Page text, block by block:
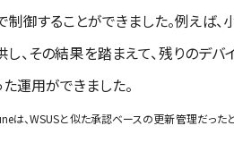
御することができました。例えば
、その結果を踏まえて、残りのデ
運用ができました。
、WSUSと似た承認ベースの更新管理だったと